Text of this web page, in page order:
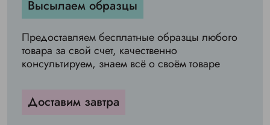
Высылаем образцы
Предоставляем бесплатные образцы любого
товара за свой счет, качественно
консультируем, знаем всё о своём товаре
Доставим завтра